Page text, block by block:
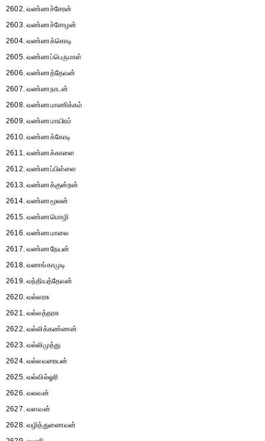
2602. வண்ணச்சேரன்
2603. வண்ணச்சோழன்
2604. வண்ணக்கொடி
2605. வண்ணப்பெருமாள்
2606. வண்ணத்தேவன்
2607. வண்ணநாடன்
2608. வண்ணமாணிக்கம்
2609. வண்ணமாயிரம்
2610. வண்ணக்கோடி
2611. வண்ணக்காளை
2612. வண்ணப்பிள்ளை
2613. வண்ணக்குன்றன்
2614. வண்ணமூலன்
2615. வண்ணமொழி
2616. வண்ணமாலை
2617. வண்ணநேயன்
2618. வணங்காமுடி
2619. வந்தியத்தேவன்
2620. வல்லரசு
2621. வல்லத்தரசு
2622. வல்லிக்கண்ணன்
2623. வல்லிமுத்து
2624. வல்லவரையன்
2625. வல்வில்ஓரி
2626. வலவன்
2627. வளவன்
2628. வழித்துணைவன்